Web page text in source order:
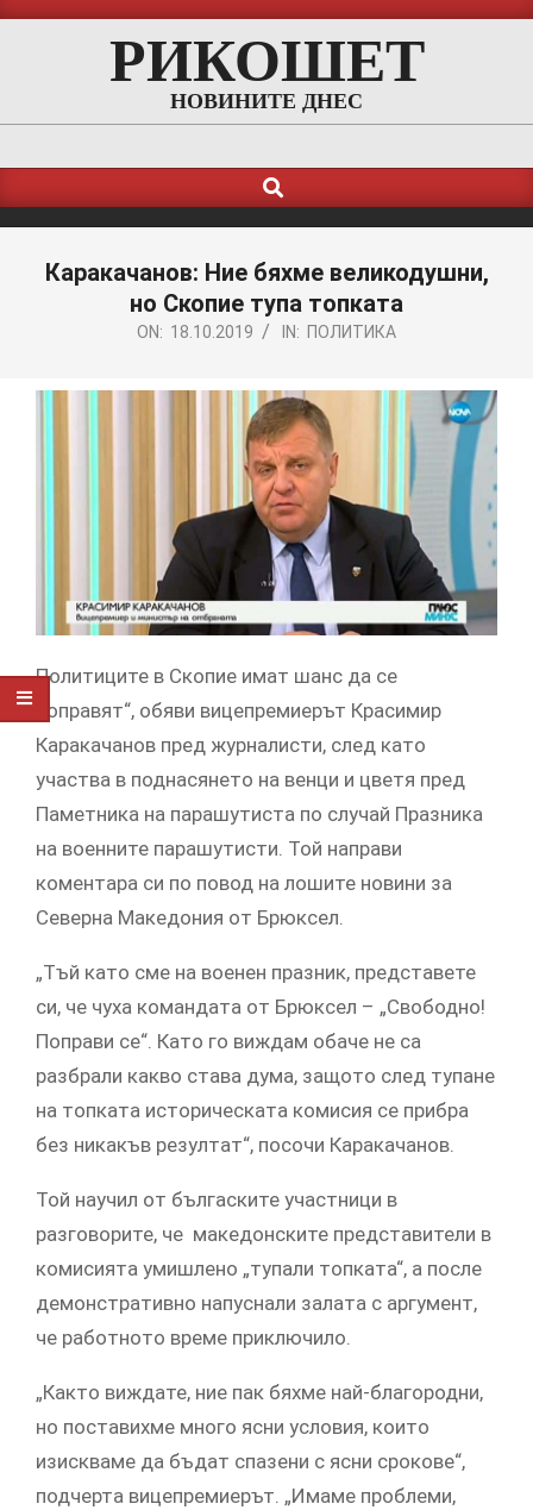
Skip
РИКОШЕТ
НОВИНИТЕ ДНЕС
Navigation
Search
Каракачанов: Ние бяхме великодушни,
но Скопие тупа топката
ON: 18.10.2019 IN: ПОЛИТИКА
Политиците в Скопие имат шанс да се
поправят“, обяви вицепремиерът Красимир
Каракачанов пред журналисти, след като
участва в поднасянето на венци и цветя пред
Паметника на парашутиста по случай Празника
на военните парашутисти. Той направи
коментара си по повод на лошите новини за
Северна Македония от Брюксел.
„Тъй като сме на военен празник, представете
си, че чуха командата от Брюксел – „Свободно!
Поправи се“. Като го виждам обаче не са
разбрали какво става дума, защото след тупане
на топката историческата комисия се прибра
без никакъв резултат“, посочи Каракачанов.
Той научил от бългаските участници в
разговорите, че македонските представители в
комисията умишлено „тупали топката“, а после
демонстративно напуснали залата с аргумент,
че работното време приключило.
„Както виждате, ние пак бяхме най-благородни,
но поставихме много ясни условия, които
изискваме да бъдат спазени с ясни срокове“,
подчерта вицепремиерът. „Имаме проблеми,